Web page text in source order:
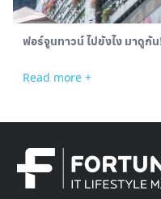
Search
for:
ฟอร์จูนทาวน์ ไปยังไง มาดูกั
Read more +